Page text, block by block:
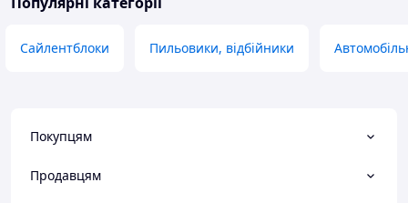
Сайлентблоки Пильовики, відбійники
Покупцям
Продавцям